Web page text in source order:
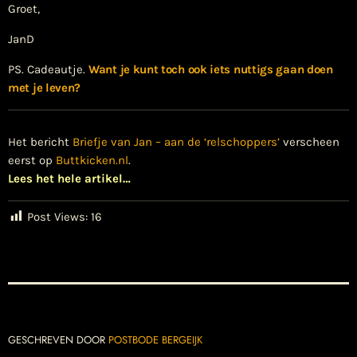
Groet,
JanD
PS. Cadeautje. Want je kunt toch ook iets nuttigs gaan doen
met je leven?
Het bericht Briefje van Jan – aan de ‘relschoppers’ verscheen
eerst op Buttkicken.nl.
Lees het hele artikel…
Post Views: 16
GESCHREVEN DOOR POSTBODE BERGEIJK